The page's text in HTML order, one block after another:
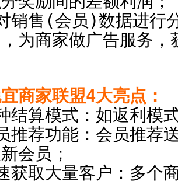
销售(会员)数据进行
为商家做广告服务，
商家联盟4大亮点：
结算模式：如返利模
推荐功能：会员推荐
会员；
获取大量客户：多个